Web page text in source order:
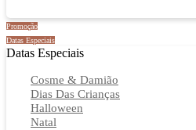
Promoção
Datas Especiais
Datas Especiais
Cosme & Damião
Dias Das Crianças
Halloween
Natal